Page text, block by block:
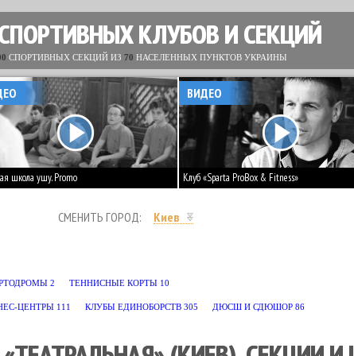
КЛУБОВ И СЕКЦИЙ
СПОРТИВНЫХ СЕКЦИЙ ИЗ 70 НАСЕЛЕННЫХ ПУНКТОВ УКРАИНЫ
школа ушу. Promo Клуб «Sparta ProBox & Fitness»
ВИДЕО
СМЕНИТЬ ГОРОД: Киев
СКВОШ 6 СКЕЙТБОРДИНГ 1 СНОУБОРДИНГ
2 ТЕННИСНЫЕ КОРТЫ 10
ЦЕНТРЫ 111 КЛУБЫ ЕДИНОБОРСТВ 305 ДЮСШ И СДЮШОР 86